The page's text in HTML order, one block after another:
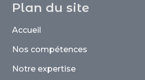
Plan du site
Accueil
Nos compétences
Notre expertise